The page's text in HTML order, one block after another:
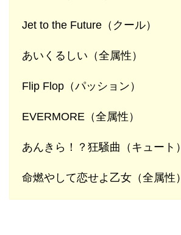
Jet to the Future（クール）
あいくるしい（全属性）
Flip Flop（パッション）
EVERMORE（全属性）
あんきら！？狂騒曲（キュート）
命燃やして恋せよ乙女（全属性）